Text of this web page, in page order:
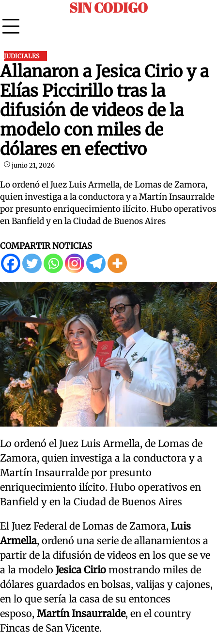
to
content
SIN CODIGO
JUDICIALES
Allanaron a Jesica Cirio y a
Elías Piccirillo tras la
difusión de videos de la
modelo con miles de
dólares en efectivo
junio 21, 2026
Lo ordenó el Juez Luis Armella, de Lomas de Zamora,
quien investiga a la conductora y a Martín Insaurralde
por presunto enriquecimiento ilícito. Hubo operativos
en Banfield y en la Ciudad de Buenos Aires
COMPARTIR NOTICIAS
Lo ordenó el Juez Luis Armella, de Lomas de
Zamora, quien investiga a la conductora y a
Martín Insaurralde por presunto
enriquecimiento ilícito. Hubo operativos en
Banfield y en la Ciudad de Buenos Aires
El Juez Federal de Lomas de Zamora, Luis
Armella, ordenó una serie de allanamientos a
partir de la difusión de videos en los que se ve
a la modelo Jesica Cirio mostrando miles de
dólares guardados en bolsas, valijas y cajones,
en lo que sería la casa de su entonces
esposo, Martín Insaurralde, en el country
Fincas de San Vicente.